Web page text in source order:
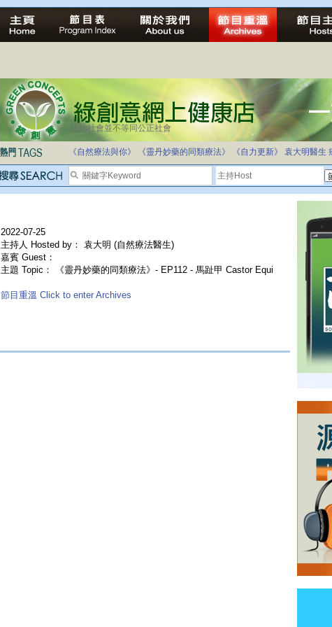
法治社會並不等同公正社會
《自然療法與你》 《靈丹妙藥的同類療法》 《自力更新》 袁大明醫生
2022-07-25
主持人 Hosted by： 袁大明 (自然療法醫生)
嘉賓 Guest：
主題 Topic： 《靈丹妙藥的同類療法》- EP112 - 馬趾甲 Castor Equi
節目重溫 Click to enter Archives